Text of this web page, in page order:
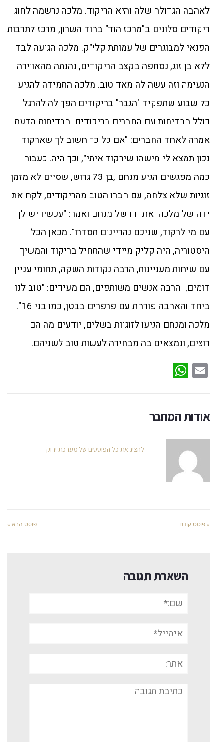
לאהבה הגדולה שלה והיא הריקוד. מלכה נרשמה לחוג
ריקודים סלונים ב"מרכז הוד" בהוד השרון, מרכז לתרבות
הפנאי למבוגרים של עמותת קלי"ק. מלכה הגיעה לבד
ללא בן זוג, נסחפה בקצב הריקודים, נהנתה מהאווירה
הנעימה וזה עשה לה מאד טוב. מלכה התמידה להגיע
כל שבוע שתפקיד "הגבר" בריקודים הפך לה להרגל
כולל הבדיחות עם החברים בריקודים. בבדיחות הדעת
אמרה לאחד החברים: "אם כל כך חשוב לך שארקוד
נכון תמצא לי מישהו שירקוד איתי", וכך היה. כעבור
כמה מפגשים הגיע מנחם ,בן 73 גרוש, שסיים לא מזמן
זוגיות שלא צלחה, עם חברו הטוב מהריקודים, לקח את
ידה של מלכה ואת ידו של מנחם ואמר: "עכשיו יש לך
עם מי לרקוד, שניכם נהריינים תסדרו". מכאן הכל
היסטוריה, היה קליק מיידי שהתחיל בריקוד והמשיך
עם שיחות מעניינות, הרבה נקודות השקה, תחומי עניין
דומים, הרבה אנשים משותפים, הם מעידים: "טוב לנו
ביחד והאהבה פורחת עם פרפרים בבטן, כמו בני 16".
מלכה ומנחם הגיעו לזוגיות בשלים, יודעים מה הם
רוצים, ונמצאים בה מבחירה לעשות טוב לשניהם.
Email
אודות המחבר
להציג את כל הפוסטים של מערכת ירוק
« פוסט קודם פוסט הבא »
השארת תגובה
אימייל*
תגובה